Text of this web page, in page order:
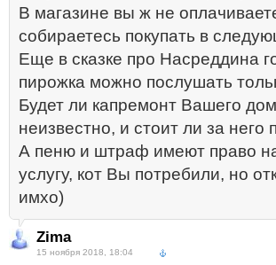
В магазине вы ж не
собираетесь покупать в
Еще в сказке про Насреддина
пирожка можно послушать
Будет ли капремонт Вашего
неизвестно, и стоит ли за
А пеню и штраф имеют право
услугу, кот Вы потребили, но
имхо)
Zima
15 ноября 2018, 18:04